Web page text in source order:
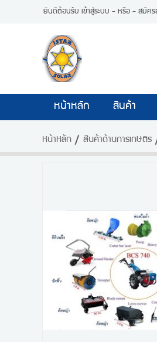
ยินดีต้อนรับ เข้าสู่ระบบ - หรือ - สมัคร
หน้าหลัก สินค้า
หน้าหลัก สินค้าด้านการเกษตร